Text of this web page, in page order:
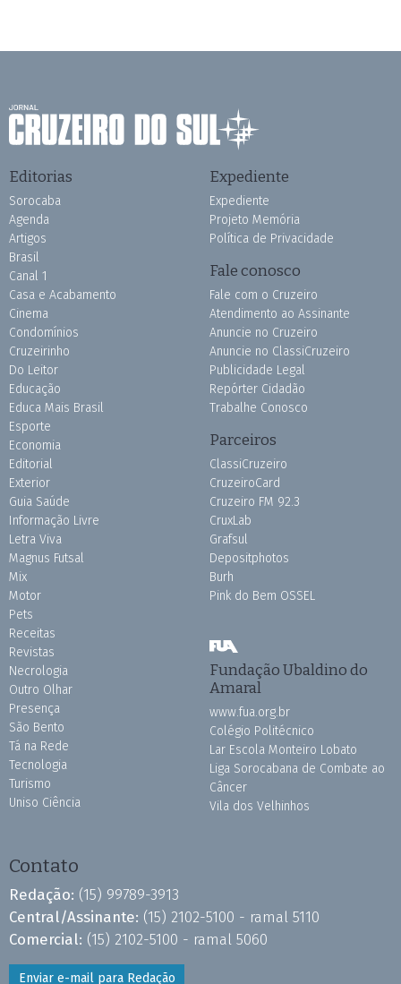
Editorias
Sorocaba
Agenda
Artigos
Brasil
Canal 1
Casa e Acabamento
Cinema
Condomínios
Cruzeirinho
Do Leitor
Educação
Educa Mais Brasil
Esporte
Economia
Editorial
Exterior
Guia Saúde
Informação Livre
Letra Viva
Magnus Futsal
Mix
Motor
Pets
Receitas
Revistas
Necrologia
Outro Olhar
Presença
São Bento
Tá na Rede
Tecnologia
Turismo
Uniso Ciência
Expediente
Expediente
Projeto Memória
Política de Privacidade
Fale conosco
Fale com o Cruzeiro
Atendimento ao Assinante
Anuncie no Cruzeiro
Anuncie no ClassiCruzeiro
Publicidade Legal
Repórter Cidadão
Trabalhe Conosco
Parceiros
ClassiCruzeiro
CruzeiroCard
Cruzeiro FM 92.3
CruxLab
Grafsul
Depositphotos
Burh
Pink do Bem OSSEL
Fundação Ubaldino do
Amaral
www.fua.org.br
Colégio Politécnico
Lar Escola Monteiro Lobato
Liga Sorocabana de Combate ao
Câncer
Vila dos Velhinhos
Contato
Redação: (15) 99789-3913
Central/Assinante: (15) 2102-5100 - ramal 5110
Comercial: (15) 2102-5100 - ramal 5060
Enviar e-mail para Redação